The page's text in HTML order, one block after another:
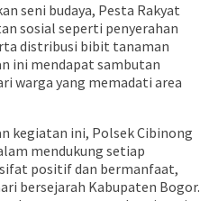
seni budaya, Pesta Rakyat
sosial seperti penyerahan
distribusi bibit tanaman
ini mendapat sambutan
warga yang memadati area
kegiatan ini, Polsek Cibinong
mendukung setiap
positif dan bermanfaat,
bersejarah Kabupaten Bogor.